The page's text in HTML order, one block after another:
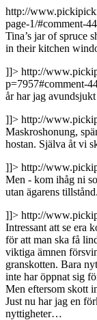
http://
page-1/#comment-
Tina’s jar of spruce
in their kitchen
]]> http://
p=7957#comment-
år har jag
]]> http://
Maskroshonung,
hostan. Själva åt vi
]]> http://
Men - kom ihåg ni
utan ägarens
]]> http://
Intressant att se era
för att man ska få
viktiga ämnen
granskotten. Bara
inte har öppnat sig
Men eftersom skott
Just nu har jag en
nyttigheter…